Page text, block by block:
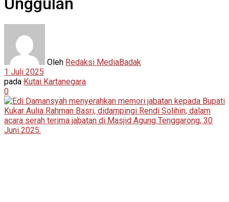
Oleh Redaksi MediaBadak
1 Juli 2025
pada Kutai Kartanegara
0